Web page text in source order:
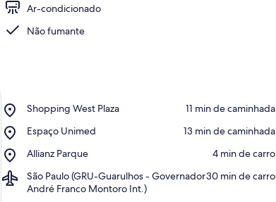
Ar-condicionado
Não fumante
Shopping West Plaza
Place,
West
‪11 min de caminhada‬
Espaço Unimed
Place,
Unimed
‪13 min de caminhada‬
Allianz Parque
Place,
Parque
‪4 min de carro‬
São Paulo (GRU-Guarulhos - Governador
André Franco Montoro Int.)
Airport,
São
‪30 min de carro‬